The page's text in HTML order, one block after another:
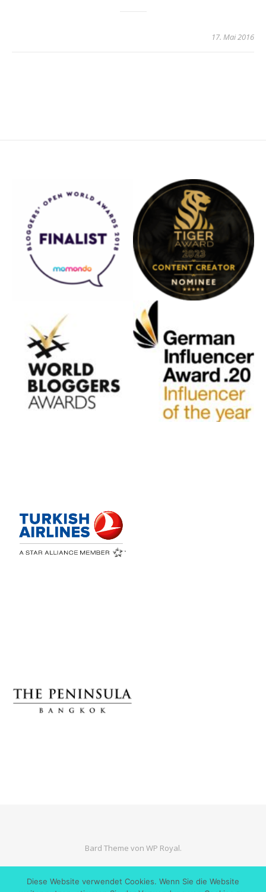
17. Mai 2016
Bard Theme von WP Royal.
ZURÜCK NACH OBEN
Diese Website verwendet Cookies. Wenn Sie die Website